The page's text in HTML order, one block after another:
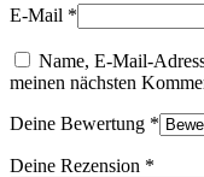
E-Mail *
Name, E-Mail-
meinen nächsten
Deine Bewertung *
Deine Rezension *